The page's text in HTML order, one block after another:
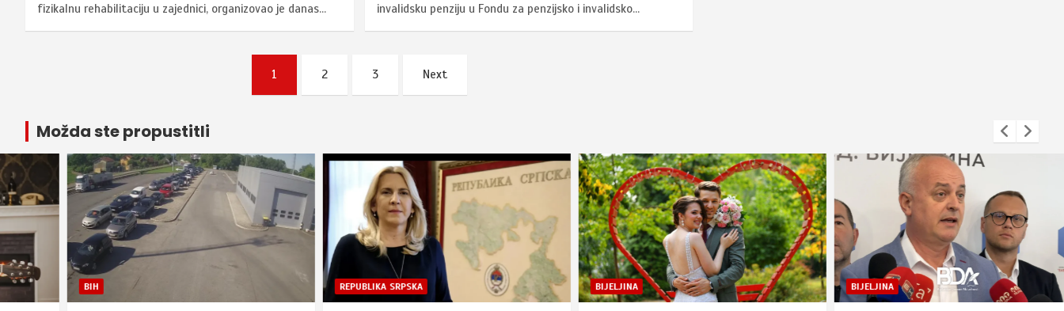
fizikalnu rehabilitaciju u zajednici, organizovao je danas…
invalidsku penziju u Fondu za penzijsko i invalidsko…
1 2 3 Next
Možda ste propustitli
REPUBLIKA SRPSKA BIJELJINA BIJELJINA